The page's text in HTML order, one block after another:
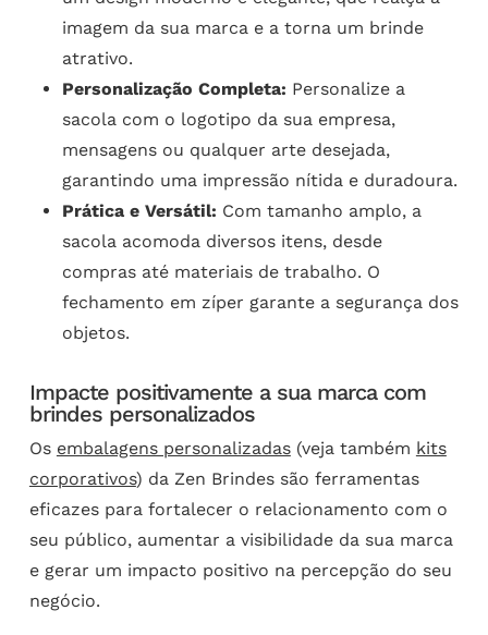
imagem da sua marca e a torna um brinde
atrativo.
Personalização Completa: Personalize a
sacola com o logotipo da sua empresa,
mensagens ou qualquer arte desejada,
garantindo uma impressão nítida e duradoura.
Prática e Versátil: Com tamanho amplo, a
sacola acomoda diversos itens, desde
compras até materiais de trabalho. O
fechamento em zíper garante a segurança dos
objetos.
Impacte positivamente a sua marca com
brindes personalizados
Os embalagens personalizadas(veja também kits
corporativos) da Zen Brindes são ferramentas
eficazes para fortalecer o relacionamento com o
seu público, aumentar a visibilidade da sua marca
e gerar um impacto positivo na percepção do seu
negócio.